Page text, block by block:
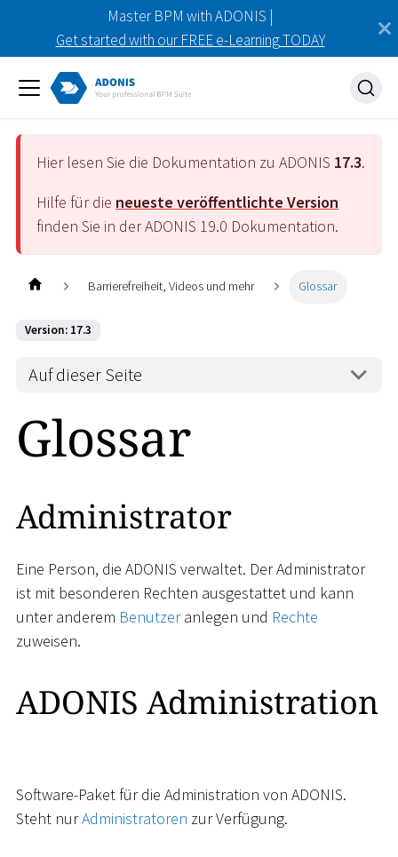
Master BPM with ADONIS |
Get started with our FREE e-Learning TODAY
Hier lesen Sie die Dokumentation zu ADONIS 17.3.
Hilfe für die neueste veröffentlichte Version
finden Sie in der ADONIS 19.0 Dokumentation.
Barrierefreiheit, Videos und mehr Glossar
Version: 17.3
Auf dieser Seite
Glossar
Administrator
Eine Person, die ADONIS verwaltet. Der Administrator
ist mit besonderen Rechten ausgestattet und kann
unter anderem Benutzeranlegen und Rechte
zuweisen.
ADONIS Administration
Software-Paket für die Administration von ADONIS.
Steht nurAdministratoren zur Verfügung.